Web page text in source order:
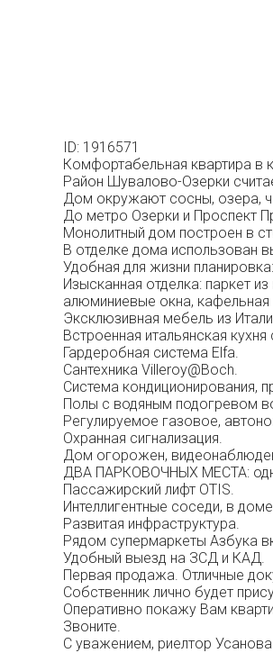
ID: 1916571
Комфортабельная квартира
Район Шувалово-Озерки
Дом окружают сосны, озера,
До метро Озерки и Проспект
Монолитный дом построен в
В отделке дома использован
Удобная для жизни
Изысканная отделка: паркет
алюминиевые окна, кафельная
Эксклюзивная мебель из
Встроенная итальянская кухня
Гардеробная система Elfa.
Сантехника Villeroy@Boch.
Система кондиционирования,
Полы с водяным подогревом
Регулируемое газовое,
Охранная сигнализация.
Дом огорожен,
ДВА ПАРКОВОЧНЫХ МЕСТА:
Пассажирский лифт OTIS.
Интеллигентные соседи, в
Развитая инфраструктура.
Рядом супермаркеты Азбука
Удобный выезд на ЗСД и КАД.
Первая продажа. Отличные
Собственник лично будет
Оперативно покажу Вам
Звоните.
С уважением, риелтор